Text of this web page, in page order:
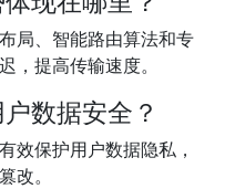
局、智能路由算法和专
，提高传输速度。
数据安全？
效保护用户数据隐私，
改。